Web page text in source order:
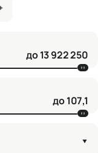
до
до